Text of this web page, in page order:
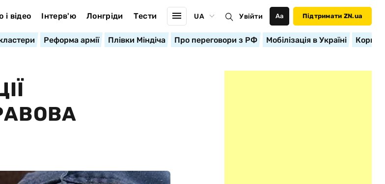
і відео Інтерв'ю Лонгріди Тести UA Увійти Аа Підтримати ZN.ua
Реформа армії Плівки Міндіча Про переговори з РФ Мобілізація в Україні